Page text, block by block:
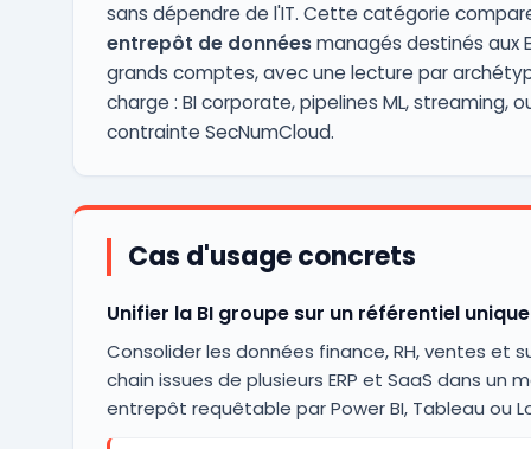
sans dépendre de l'IT. Cette catégorie
entrepôt de donnéesmanagés destinés aux
grands comptes, avec une lecture par
charge : BI corporate, pipelines ML, streaming,
contrainte SecNumCloud.
Cas d'usage concrets
Unifier la BI groupe sur un référentiel unique
Consolider les données finance, RH, ventes et
chain issues de plusieurs ERP et SaaS dans un
entrepôt requêtable par Power BI, Tableau ou